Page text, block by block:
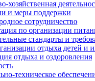
хозяйственная
и меры поддержки
сотрудничество
по организации
стандарты и
отдыха детей и
отдыха и оздоровления
техническое